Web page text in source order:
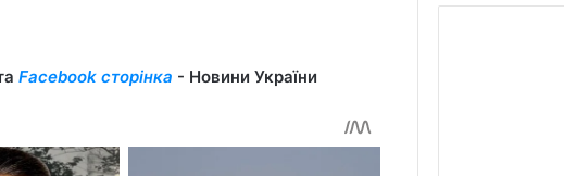
Facebook сторінка - Новини України